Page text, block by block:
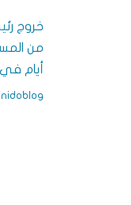
dI
n
خروج
من
أيام في